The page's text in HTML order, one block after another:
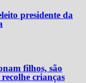
presidente da
filhos, são
crianças